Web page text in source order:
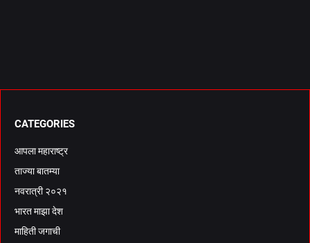
CATEGORIES
आपला महाराष्ट्र
ताज्या बातम्या
नवरात्री २०२१
भारत माझा देश
माहिती जगाची